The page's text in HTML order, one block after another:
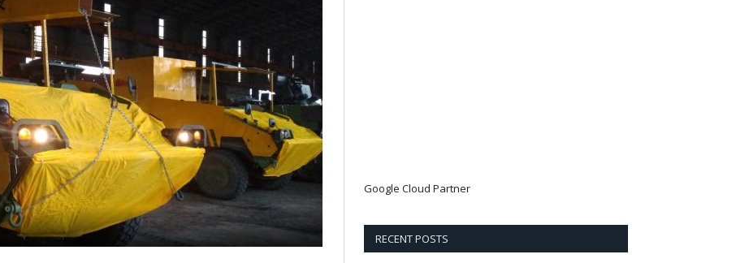
Google Cloud Partner
RECENT POSTS